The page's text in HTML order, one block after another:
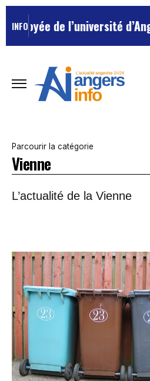
INFO d’Angers qui
Parcourir la catégorie
Vienne
L’actualité de la Vienne